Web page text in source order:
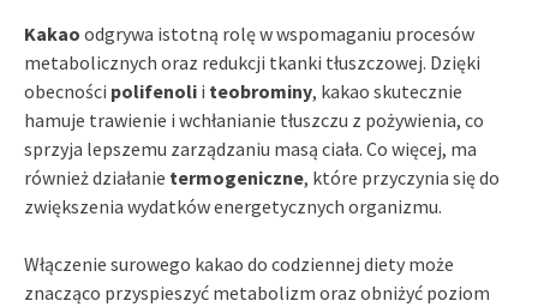
Kakao odgrywa istotną rolę w wspomaganiu procesów
metabolicznych oraz redukcji tkanki tłuszczowej. Dzięki
obecności polifenoli i teobrominy, kakao skutecznie
hamuje trawienie i wchłanianie tłuszczu z pożywienia, co
sprzyja lepszemu zarządzaniu masą ciała. Co więcej, ma
również działanie termogeniczne, które przyczynia się do
zwiększenia wydatków energetycznych organizmu.
Włączenie surowego kakao do codziennej diety może
znacząco przyspieszyć metabolizm oraz obniżyć poziom